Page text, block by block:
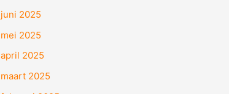
juni 2025
mei 2025
april 2025
maart 2025